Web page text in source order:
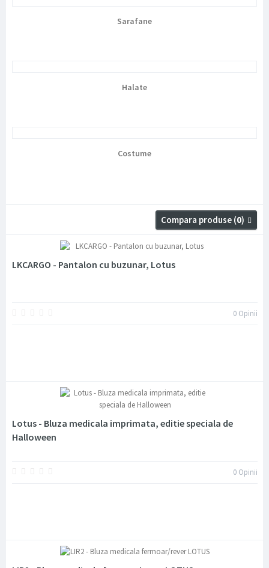
Sarafane
Halate
Costume
Compara produse (0)
LKCARGO - Pantalon cu buzunar, Lotus
0 Opinii
Lotus - Bluza medicala imprimata, editie speciala de
Halloween
0 Opinii